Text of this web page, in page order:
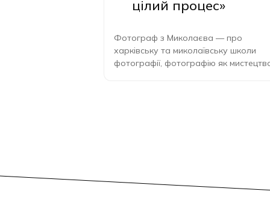
цілий процес»
Фотограф з Миколаєва — про
харківську та миколаївську школи
фотографії, фотографію як